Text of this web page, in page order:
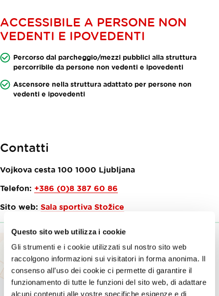
Questo sito web utilizza i cookie
Gli strumenti e i cookie utilizzati sul nostro sito web
raccolgono informazioni sui visitatori in forma anonima. Il
consenso all’uso dei cookie ci permette di garantire il
funzionamento di tutte le funzioni del sito web, di adattare
alcuni contenuti alle vostre specifiche esigenze e di
ACCESSIBILE A PERSONE NON
VEDENTI E IPOVEDENTI
Percorso dal parcheggio/mezzi pubblici alla struttura
percorribile da persone non vedenti e ipovedenti
Ascensore nella struttura adattato per persone non
vedenti e ipovedenti
Contatti
Vojkova cesta 100 1000 Ljubljana
Telefon: +386 (0)8 387 60 86
Sito web: Sala sportiva Stožice